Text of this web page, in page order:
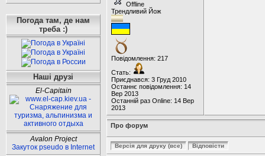
Погода там, де нам
треба :)
Наші друзі
El-Capitain
Avalon Project
Закуток pseudo в Internet
Offline
Трендливий Йож
Повідомлення: 217
Стать:
Приєднався: 3 Груд 2010
Останнє повідомлення: 14
Вер 2013
Останній раз Online: 14 Вер
2013
Про форум